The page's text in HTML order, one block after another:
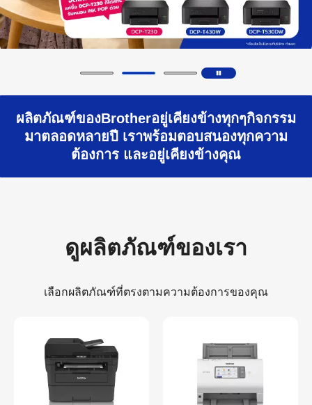
ผลิตภัณฑ์ของBrotherอยู่เคียงข้างทุกๆกิจกรรม
มาตลอดหลายปี เราพร้อมตอบสนองทุกความ
ต้องการ และอยู่เคียงข้างคุณ
ดูผลิตภัณฑ์ของเรา
เลือกผลิตภัณฑ์ที่ตรงตามความต้องการของคุณ